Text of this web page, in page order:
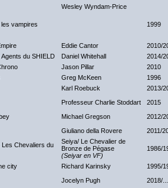
Wesley Wyndam-Price
vampires 1999
Eddie Cantor 2010/
du SHIELD Daniel Whitehall
2014/
Jason Pillar
2010
Greg McKeen
1996
Karl Roebuck
2013/
Professeur Charlie Stoddart
2015
Michael Gregson
2012/
Giuliano della Rovere 2011/
Les Chevaliers du
Seiya/ Le Chevalier de
Bronze de Pégase
(Seiyar en VF)
1986/
city Richard Karinsky 1995/
Jocelyn Pugh
2018/...